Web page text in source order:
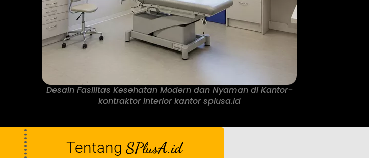
Desain Fasilitas Kesehatan Modern dan Nyaman di Kantor-
kontraktor interior kantor splusa.id
Tentang SPlusA.id